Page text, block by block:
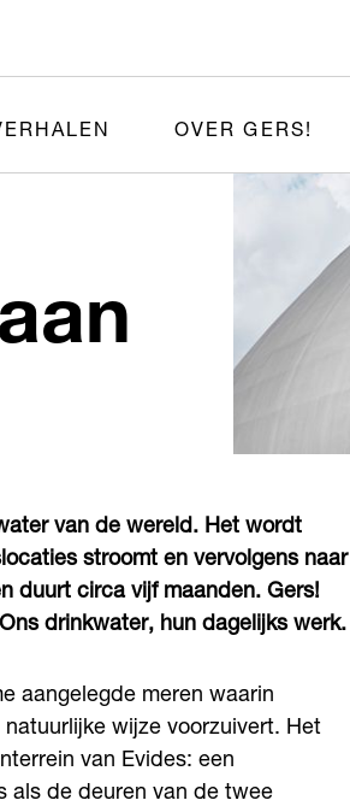
OVER GERS!
kraan
van de wereld. Het wordt
stroomt en vervolgens naar
duurt circa vijf maanden. Gers!
drinkwater, hun dagelijks werk.
aangelegde meren waarin
wijze voorzuivert. Het
van Evides: een
als de deuren van de twee